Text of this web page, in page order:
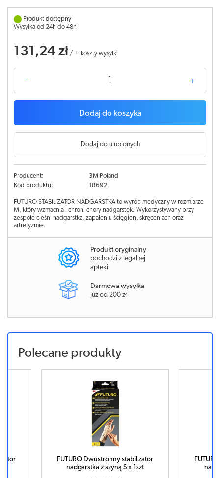
Produkt dostępny
Wysyłka od 24h do 48h
131,24 zł / + koszty wysyłki
Dodaj do koszyka
Dodaj do ulubionych
Producent:
3M Poland
Kod produktu:
18692
FUTURO STABILIZATOR NADGARSTKA to wyrób medyczny w rozmiarze
M, który wzmacnia i chroni chory nadgarstek. Wykorzystywany przy
zespole cieśni nadgarstka, zapaleniu ścięgien, skręceniach oraz
artretyzmie.
Produkt oryginalny
pochodzi z legalnej
apteki
Darmowa wysyłka
już od 200 zł
Polecane produkty
FUTURO Dwustronny stabilizator
nadgarstka z szyną S x 1szt